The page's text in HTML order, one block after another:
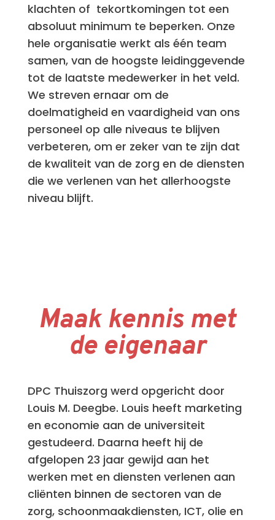
klachten of tekortkomingen tot een
absoluut minimum te beperken. Onze
hele organisatie werkt als één team
samen, van de hoogste leidinggevende
tot de laatste medewerker in het veld.
We streven ernaar om de
doelmatigheid en vaardigheid van ons
personeel op alle niveaus te blijven
verbeteren, om er zeker van te zijn dat
de kwaliteit van de zorg en de diensten
die we verlenen van het allerhoogste
niveau blijft.
Maak kennis met
de eigenaar
DPC Thuiszorg werd opgericht door
Louis M. Deegbe. Louis heeft marketing
en economie aan de universiteit
gestudeerd. Daarna heeft hij de
afgelopen 23 jaar gewijd aan het
werken met en diensten verlenen aan
cliënten binnen de sectoren van de
zorg, schoonmaakdiensten, ICT, olie en